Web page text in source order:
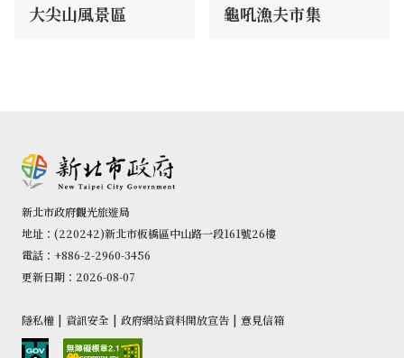
大尖山風景區 龜吼漁夫市集
新北市政府觀光旅遊局
地址：(220242)新北市板橋區中山路一段161號26樓
電話：+886-2-2960-3456
更新日期：2026-08-07
隱私權 | 資訊安全 | 政府網站資料開放宣告 | 意見信箱